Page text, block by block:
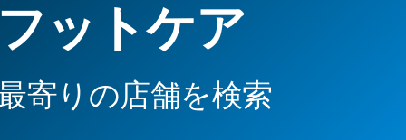
ットケア
寄りの店舗を検索